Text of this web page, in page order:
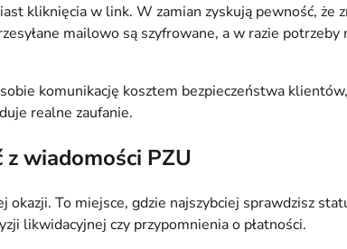
kliknięcia w link. W zamian zyskują pewność, że
mailowo są szyfrowane, a w razie
komunikację kosztem bezpieczeństwa
realne zaufanie.
wiadomości PZU
To miejsce, gdzie najszybciej sprawdzisz
likwidacyjnej czy przypomnienia o płatności.